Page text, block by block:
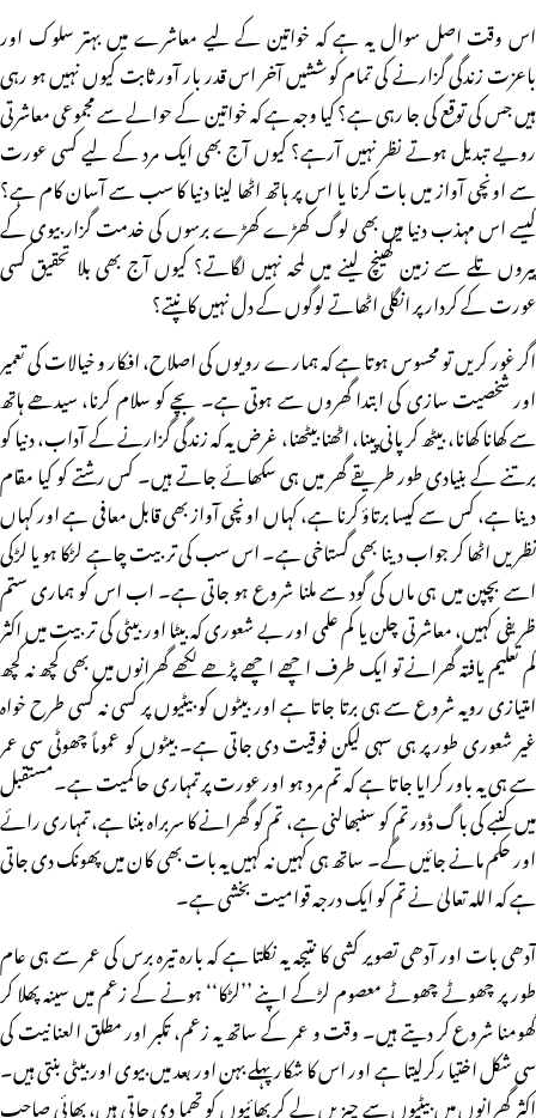
اس وقت اصل سوال یہ ہے کہ خواتین کے لیے معاشرے میں بہتر سلوک اور
باعزت زندگی گزارنے کی تمام کوششیں آخر اس قدر بار آور ثابت کیوں نہیں ہو رہی
ہیں جس کی توقع کی جا رہی ہے؟ کیا وجہ ہے کہ خواتین کے حوالے سے مجموعی معاشرتی
رویے تبدیل ہوتے نظر نہیں آرہے؟ کیوں آج بھی ایک مرد کے لیے کسی عورت
سے اونچی آواز میں بات کرنا یا اس پر ہاتھ اٹھا لینا دنیا کا سب سے آسان کام ہے؟
کیسے اس مہذب دنیا میں بھی لوگ کھڑے کھڑے برسوں کی خدمت گزار بیوی کے
پیروں تلے سے زمین کھینچ لینے میں لمحہ نہیں لگاتے؟ کیوں آج بھی بلا تحقیق کسی
عورت کے کردار پر انگلی اٹھاتے لوگوں کے دل نہیں کانپتے؟
اگر غور کریں تو محسوس ہوتا ہے کہ ہمارے رویوں کی اصلاح، افکار و خیالات کی تعمیر
اور شخصیت سازی کی ابتدا گھروں سے ہوتی ہے۔ بچے کو سلام کرنا، سیدھے ہاتھ
سے کھانا کھانا، بیٹھ کر پانی پینا، اٹھنا بیٹھنا، غرض یہ کہ زندگی گزارنے کے آداب، دنیا کو
برتنے کے بنیادی طور طریقے گھر میں ہی سکھائے جاتے ہیں۔ کس رشتے کو کیا مقام
دینا ہے، کس سے کیسا برتاؤ کرنا ہے، کہاں اونچی آواز بھی قابل معافی ہے اور کہاں
نظریں اٹھا کر جواب دینا بھی گستاخی ہے۔ اس سب کی تربیت چاہے لڑکا ہو یا لڑکی
اسے بچپن میں ہی ماں کی گود سے ملنا شروع ہو جاتی ہے۔ اب اس کو ہماری ستم
ظریفی کہیں، معاشرتی چلن یا کم علمی اور بے شعوری کہ بیٹا اور بیٹی کی تربیت میں اکثر
کم تعلیم یافتہ گھرانے تو ایک طرف اچھے اچھے پڑھے لکھے گھرانوں میں بھی کچھ نہ کچھ
امتیازی رویہ شروع سے ہی برتا جاتا ہے اور بیٹوں کو بیٹیوں پر کسی نہ کسی طرح خواہ
غیر شعوری طور پر ہی سہی لیکن فوقیت دی جاتی ہے۔ بیٹوں کو عموماً چھوٹی سی عمر
سے ہی یہ باور کرایا جاتا ہے کہ تم مرد ہو اور عورت پر تمہاری حاکمیت ہے۔مستقبل
میں کنبے کی باگ ڈور تم کو سنبھالنی ہے، تم کو گھرانے کا سربراہ بننا ہے، تمہاری رائے
اور حکم مانے جائیں گے۔ ساتھ ہی کہیں نہ کہیں یہ بات بھی کان میں پھونک دی جاتی
ہے کہ اللہ تعالیٰ نے تم کو ایک درجہ قوامیت بخشی ہے۔
آدھی بات اور آدھی تصویر کشی کا نتیجہ یہ نکلتا ہے کہ بارہ تیرہ برس کی عمر سے ہی عام
طور پر چھوٹے چھوٹے معصوم لڑکے اپنے ’’لڑکا‘‘ ہونے کے زعم میں سینہ پھلا کر
گھومنا شروع کر دیتے ہیں۔ وقت و عمر کے ساتھ یہ زعم، تکبر اور مطلق العنانیت کی
سی شکل اختیا رکرلیتا ہے اور اس کا شکار پہلے بہن اور بعد میں بیوی اور بیٹی بنتی ہیں۔
اکثر گھرانوں میں بیٹیوں سے چیزیں لے کر بھائیوں کو تھما دی جاتی ہیں، بھائی صاحب